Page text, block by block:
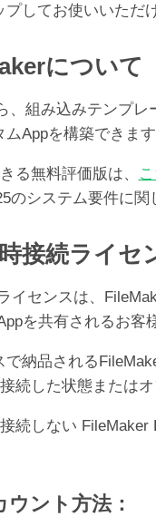
してお使いいただ
について
、組み込みテンプ
Appを構築できま
る無料評価版は、
のシステム要件に関
接続ライセ
イセンスは、
を共有されるお客
で納品される
続した状態または
続しない
ウント方法：